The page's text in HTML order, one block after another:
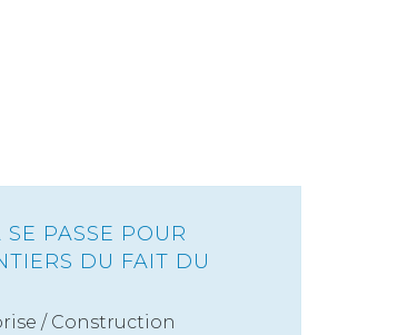
PASSE POUR
DU FAIT DU
/ Construction